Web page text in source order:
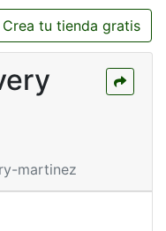
Crea tu tienda gratis
martinez